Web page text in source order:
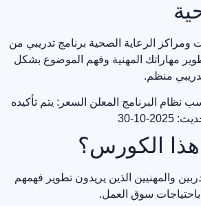
الرعاية الصحية برنامج تدريبي من
مهاراتك المهنية وفهم الموضوع بشكل
منظم.
نظام البرنامج المعلن السعر: يتم تأكيده
10-30
الكورس؟
والمهنيين الذين يريدون تطوير فهمهم
سوق العمل.